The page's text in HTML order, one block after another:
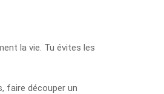
la vie. Tu évites les
faire découper un